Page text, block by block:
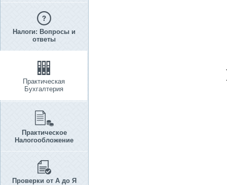
Налоги: Вопросы и
ответы
Практическая
Бухгалтерия
Практическое
Налогообложение
Проверки от А до Я